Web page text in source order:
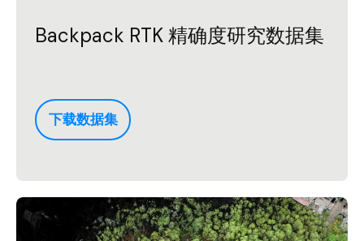
Backpack RTK 精确度研究数据集
下载数据集